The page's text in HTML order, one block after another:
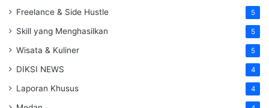
Freelance & Side Hustle 5
Skill yang Menghasilkan 5
Wisata & Kuliner 5
DIKSI NEWS 4
Laporan Khusus 4